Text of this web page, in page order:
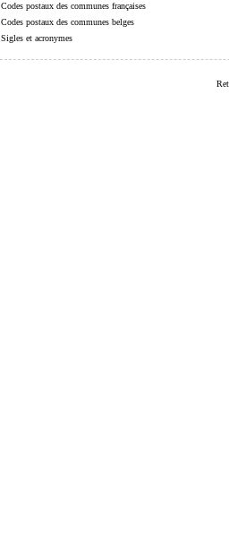
Codes postaux des communes françaises
Codes postaux des communes belges
Sigles et acronymes